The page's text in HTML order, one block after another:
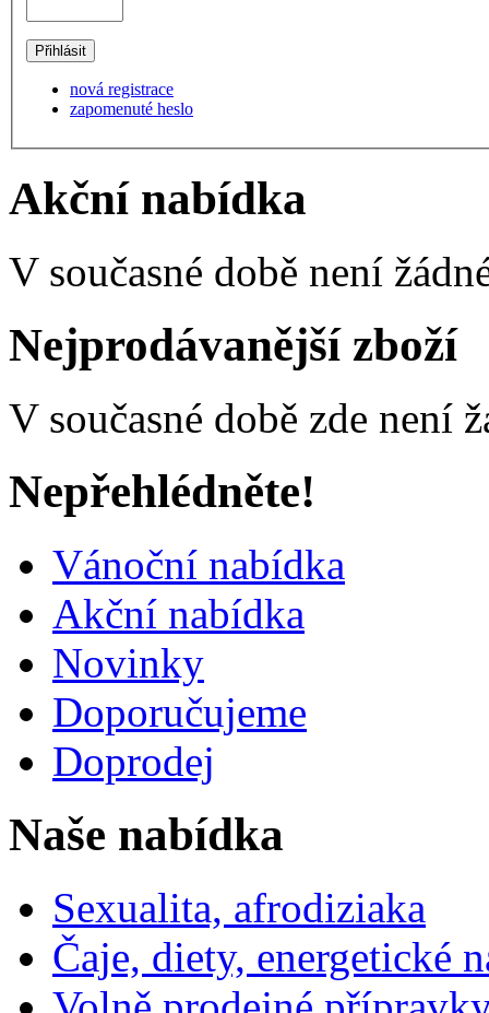
nová registrace
zapomenuté heslo
Akční nabídka
V současné době není
Nejprodávanější zboží
V současné době zde není
Nepřehlédněte!
Vánoční nabídka
Akční nabídka
Novinky
Doporučujeme
Doprodej
Naše nabídka
Sexualita, afrodiziaka
Čaje, diety, energetické